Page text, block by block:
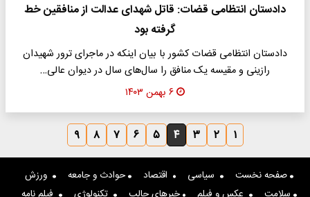
دادستان انتظامی قضات: قاتل شهدای عدالت از منافقین خط
گرفته بود
دادستان انتظامی قضات کشور با بیان اینکه در ماجرای ترور شهیدان
رازینی و مقیسه یک منافق را سال‌های سال در دیوان عالی…
۶ بهمن ۱۴۰۳
۱ ۲ ۳ ۴ ۵ ۶ ۷ ۸ ۹
صفحه نخست سیاسی اقتصاد حوادث و جامعه
ورزش